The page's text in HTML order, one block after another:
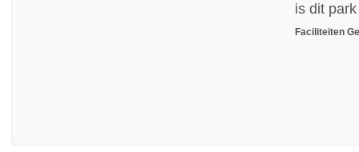
is dit
Faciliteiten